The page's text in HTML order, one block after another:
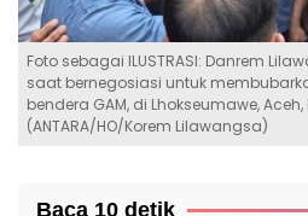
Foto sebagai ILUSTRASI: Danrem
saat bernegosiasi untuk
bendera GAM, di Lhokseumawe,
(ANTARA/HO/Korem Lilawangsa)
Baca 10 detik